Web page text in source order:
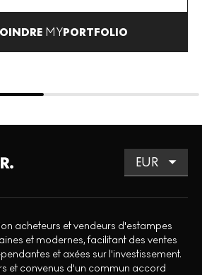
MYPORTFOLIO
acheteurs et vendeurs d'estampes
et modernes, facilitant des ventes
et axées sur l'investissement.
et convenus d'un commun accord